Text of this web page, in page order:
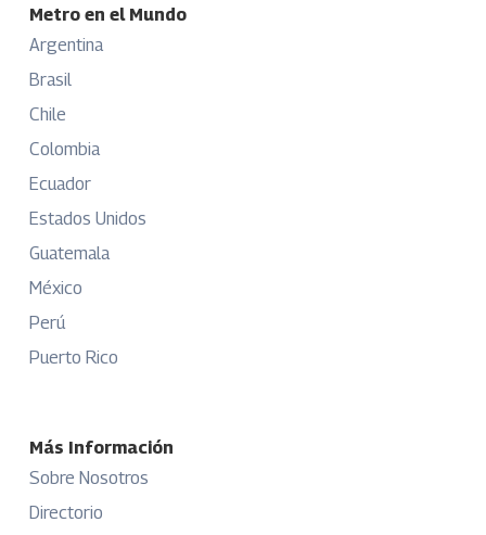
Metro en el Mundo
Argentina
Brasil
Chile
Colombia
Ecuador
Estados Unidos
Guatemala
México
Perú
Puerto Rico
Más Información
Sobre Nosotros
Directorio